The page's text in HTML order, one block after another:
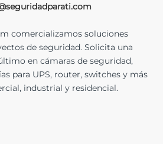
comercializamos soluciones
de seguridad. Solicita una
en cámaras de seguridad,
para UPS, router, switches y más
industrial y residencial.